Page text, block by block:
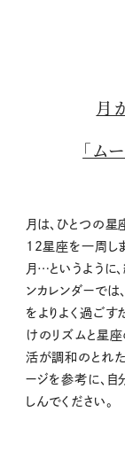
月
「ム
月は、ひとつの
12星座を一周し
月…というように
ンカレンダーでは
をよりよく過ごす
けのリズムと星
活が調和のとれた
ージを参考に、
しんでください。